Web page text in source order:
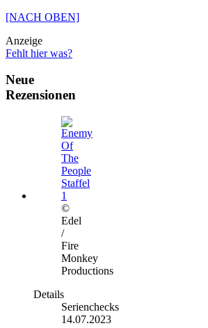
[NACH OBEN]
Anzeige
Fehlt hier was?
Neue
Rezensionen
©
Edel
/
Fire
Monkey
Productions
Details
Serienchecks
14.07.2023